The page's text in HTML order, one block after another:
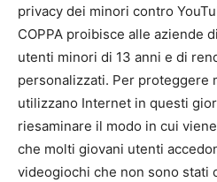
privacy dei minori contro
COPPA proibisce alle aziende
utenti minori di 13 anni e di
personalizzati. Per proteggere
utilizzano Internet in questi
riesaminare il modo in cui
che molti giovani utenti
videogiochi che non sono stati